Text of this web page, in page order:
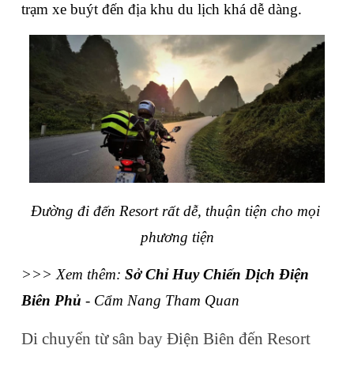
trạm xe buýt đến địa khu du lịch khá dễ dàng.
Đường đi đến Resort rất dễ, thuận tiện cho mọi
phương tiện
>>> Xem thêm: Sở Chỉ Huy Chiến Dịch Điện
Biên Phủ - Cẩm Nang Tham Quan
Di chuyển từ sân bay Điện Biên đến Resort